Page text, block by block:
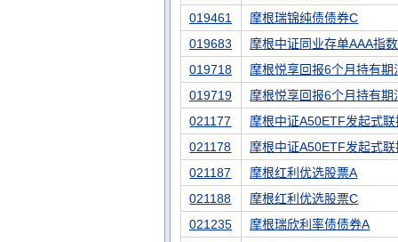
019461
摩根瑞锦纯债债券C
019683
摩根中证同业存单AAA指
019718
摩根悦享回报6个月持有期
019719
摩根悦享回报6个月持有期
021177
摩根中证A50ETF发起式联
021178
摩根中证A50ETF发起式
021187
摩根红利优选股票A
021188
摩根红利优选股票C
021235
摩根瑞欣利率债债券A